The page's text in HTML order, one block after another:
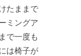
たままで
ミングア
で一度も
は椅子が